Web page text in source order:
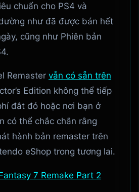
chuẩn cho PS4 và
như đã được bán hết
cũng như Phiên bản
Remaster vẫn có sẵn trên
Edition không thể tiếp
đắt đỏ hoặc nơi bạn ở
có thể chắc chắn rằng
hành bản remaster trên
eShop trong tương lai.
7 Remake Part 2